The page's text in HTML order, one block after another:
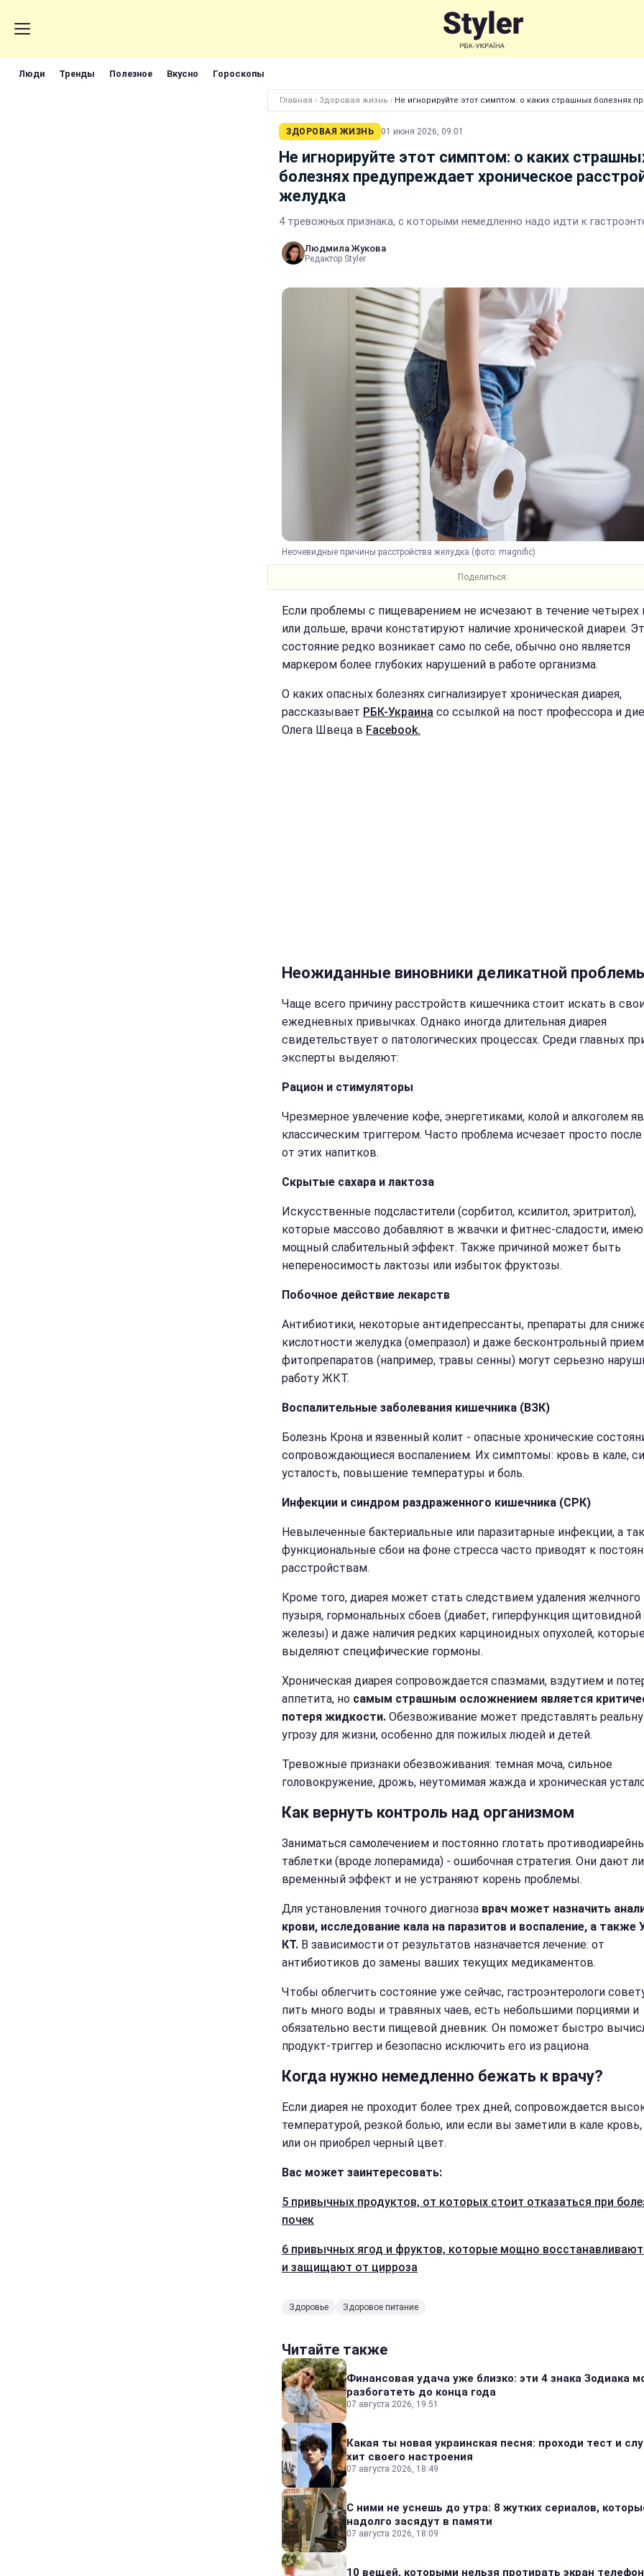
Люди Тренды Полезное Вкусно Гороскопы
Главная › Здоровая жизнь › Не игнорируйте этот симптом: о каких страшных болезнях
ЗДОРОВАЯ ЖИЗНЬ 01 июня 2026, 09:01
Не игнорируйте этот симптом: о каких
болезнях предупреждает хроническое
желудка
4 тревожных признака, с которыми немедленно надо идти к
Людмила Жукова
Редактор Styler
Неочевидные причины расстройства желудка (фото: magnific)
Поделиться:
Если проблемы с пищеварением не исчезают в течение четырех
или дольше, врачи констатируют наличие хронической диареи.
состояние редко возникает само по себе, обычно оно является
маркером более глубоких нарушений в работе организма.
О каких опасных болезнях сигнализирует хроническая диарея,
рассказывает РБК-Украина со ссылкой на пост профессора и
Олега Швеца в Facebook.
Неожиданные виновники деликатной
Чаще всего причину расстройств кишечника стоит искать в
ежедневных привычках. Однако иногда длительная диарея
свидетельствует о патологических процессах. Среди главных
эксперты выделяют:
Рацион и стимуляторы
Чрезмерное увлечение кофе, энергетиками, колой и алкоголем
классическим триггером. Часто проблема исчезает просто после
от этих напитков.
Скрытые сахара и лактоза
Искусственные подсластители (сорбитол, ксилитол, эритритол),
которые массово добавляют в жвачки и фитнес-сладости,
мощный слабительный эффект. Также причиной может быть
непереносимость лактозы или избыток фруктозы.
Побочное действие лекарств
Антибиотики, некоторые антидепрессанты, препараты для
кислотности желудка (омепразол) и даже бесконтрольный прием
фитопрепаратов (например, травы сенны) могут серьезно
работу ЖКТ.
Воспалительные заболевания кишечника (ВЗК)
Болезнь Крона и язвенный колит - опасные хронические
сопровождающиеся воспалением. Их симптомы: кровь в кале,
усталость, повышение температуры и боль.
Инфекции и синдром раздраженного кишечника (СРК)
Невылеченные бактериальные или паразитарные инфекции, а
функциональные сбои на фоне стресса часто приводят к
расстройствам.
Кроме того, диарея может стать следствием удаления желчного
пузыря, гормональных сбоев (диабет, гиперфункция щитовидной
железы) и даже наличия редких карциноидных опухолей,
выделяют специфические гормоны.
Хроническая диарея сопровождается спазмами, вздутием и
аппетита, но самым страшным осложнением является
потеря жидкости. Обезвоживание может представлять
угрозу для жизни, особенно для пожилых людей и детей.
Тревожные признаки обезвоживания: темная моча, сильное
головокружение, дрожь, неутомимая жажда и хроническая
Как вернуть контроль над организмом
Заниматься самолечением и постоянно глотать
таблетки (вроде лоперамида) - ошибочная стратегия. Они дают
временный эффект и не устраняют корень проблемы.
Для установления точного диагноза врач может назначить
крови, исследование кала на паразитов и воспаление, а также
КТ. В зависимости от результатов назначается лечение: от
антибиотиков до замены ваших текущих медикаментов.
Чтобы облегчить состояние уже сейчас, гастроэнтерологи
пить много воды и травяных чаев, есть небольшими порциями и
обязательно вести пищевой дневник. Он поможет быстро
продукт-триггер и безопасно исключить его из рациона.
Когда нужно немедленно бежать к врачу?
Если диарея не проходит более трех дней, сопровождается
температурой, резкой болью, или если вы заметили в кале кровь,
или он приобрел черный цвет.
Вас может заинтересовать:
5 привычных продуктов, от которых стоит отказаться при
почек
6 привычных ягод и фруктов, которые мощно восстанавливают
и защищают от цирроза
Здоровье Здоровое питание
Читайте также
Финансовая удача уже близко: эти 4 знака Зодиака
разбогатеть до конца года
07 августа 2026, 19:51
Какая ты новая украинская песня: проходи тест и
хит своего настроения
07 августа 2026, 18:49
С ними не уснешь до утра: 8 жутких сериалов,
надолго засядут в памяти
07 августа 2026, 18:09
10 вещей, которыми нельзя протирать экран